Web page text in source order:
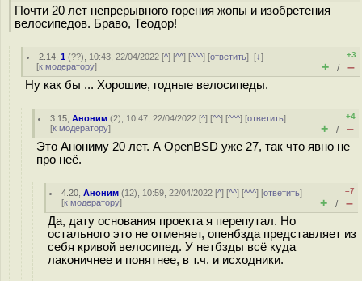
Почти 20 лет непрерывного горения жопы и изобретения
велосипедов. Браво, Теодор!
2.14 ,1 (??), 10:43, 22/04/2022 [^] [^^] [^^^] [ответить][↓]
[к модератору]
+3
+ / –
Ну как бы ... Хорошие, годные велосипеды.
3.15 ,Аноним (2), 10:47, 22/04/2022 [^] [^^] [^^^] [ответить]
[к модератору]
+4
+ / –
Это Анониму 20 лет. А OpenBSD уже 27, так что явно не
про неё.
4.20 ,Аноним (12), 10:59, 22/04/2022 [^] [^^] [^^^] [ответить]
[к модератору]
–7
+ / –
Да, дату основания проекта я перепутал. Но
остального это не отменяет, опенбзда представляет из
себя кривой велосипед. У нетбзды всё куда
лаконичнее и понятнее, в т.ч. и исходники.